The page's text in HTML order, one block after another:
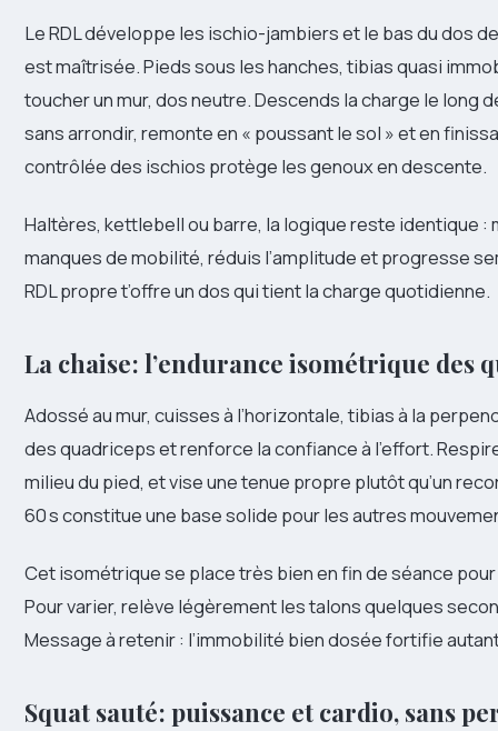
Le RDL développe les ischio-jambiers et le bas du dos
est maîtrisée. Pieds sous les hanches, tibias quasi
toucher un mur, dos neutre. Descends la charge le long
sans arrondir, remonte en « poussant le sol » et en
contrôlée des ischios protège les genoux en descente.
Haltères, kettlebell ou barre, la logique reste identique :
manques de mobilité, réduis l’amplitude et progresse
RDL propre t’offre un dos qui tient la charge quotidienne.
La chaise : l’endurance isométrique des
Adossé au mur, cuisses à l’horizontale, tibias à la
des quadriceps et renforce la confiance à l’effort.
milieu du pied, et vise une tenue propre plutôt qu’un
60 s constitue une base solide pour les autres
Cet isométrique se place très bien en fin de séance
Pour varier, relève légèrement les talons quelques
Message à retenir : l’immobilité bien dosée fortifie
Squat sauté : puissance et cardio, sans